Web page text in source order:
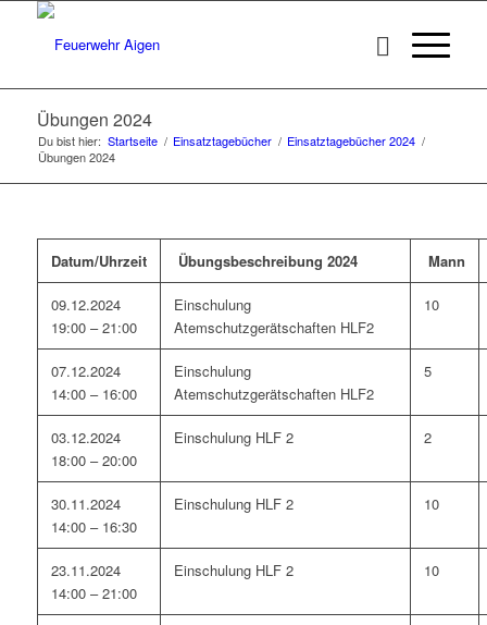
Übungen 2024
Du bist hier: Startseite / Einsatztagebücher / Einsatztagebücher 2024 /
Übungen 2024
Datum/Uhrzeit Übungsbeschreibung 2024 Mann
09.12.2024
19:00 – 21:00
Einschulung
Atemschutzgerätschaften HLF2
10
07.12.2024
14:00 – 16:00
Einschulung
Atemschutzgerätschaften HLF2
5
03.12.2024
18:00 – 20:00
Einschulung HLF 2 2
30.11.2024
14:00 – 16:30
Einschulung HLF 2 10
23.11.2024
14:00 – 21:00
Einschulung HLF 2 10